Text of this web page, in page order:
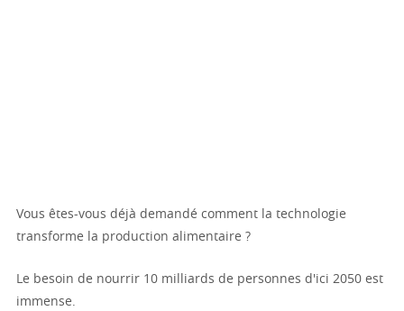
Vous êtes-vous déjà demandé comment la technologie
transforme la production alimentaire ?
Le besoin de nourrir 10 milliards de personnes d'ici 2050 est
immense.